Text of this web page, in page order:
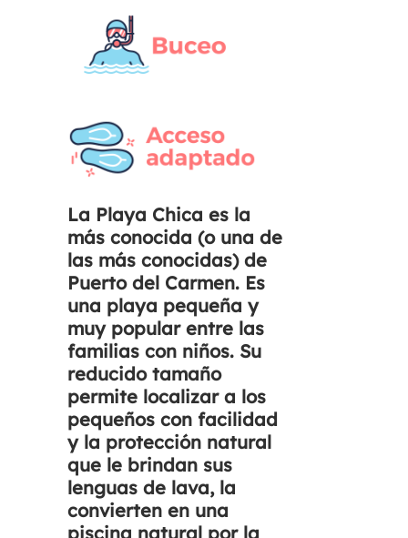
La Playa Chica es la
más conocida (o una de
las más conocidas) de
Puerto del Carmen. Es
una playa pequeña y
muy popular entre las
familias con niños. Su
reducido tamaño
permite localizar a los
pequeños con facilidad
y la protección natural
que le brindan sus
lenguas de lava, la
convierten en una
piscina natural por la